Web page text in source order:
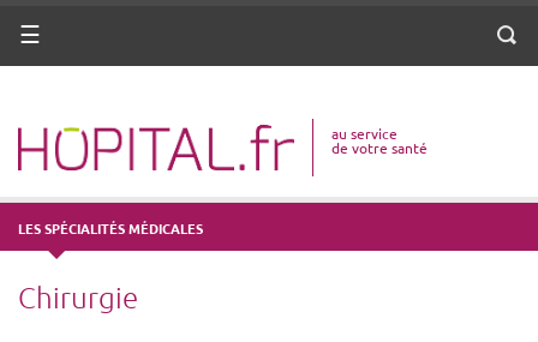
ANNUAIRE
VOTRE SANTÉ
DROITS & DÉMARCHES
MISSIONS
MÉTIERS
Menu
au service
de votre santé
LES SPÉCIALITÉS MÉDICALES
Chirurgie